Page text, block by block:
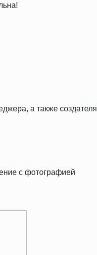
а также создателя
с фотографией